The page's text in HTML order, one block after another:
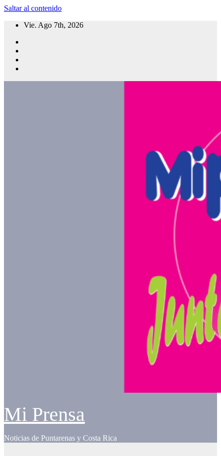
Saltar al contenido
Vie. Ago 7th, 2026
Mi Prensa
Noticias de Puntarenas y Costa Rica